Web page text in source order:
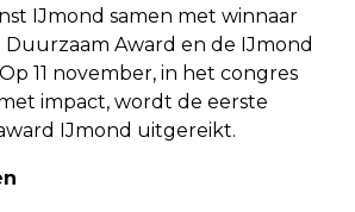
IJmond samen met winnaar
Award en de IJmond
11 november, in het congres
impact, wordt de eerste
IJmond uitgereikt.